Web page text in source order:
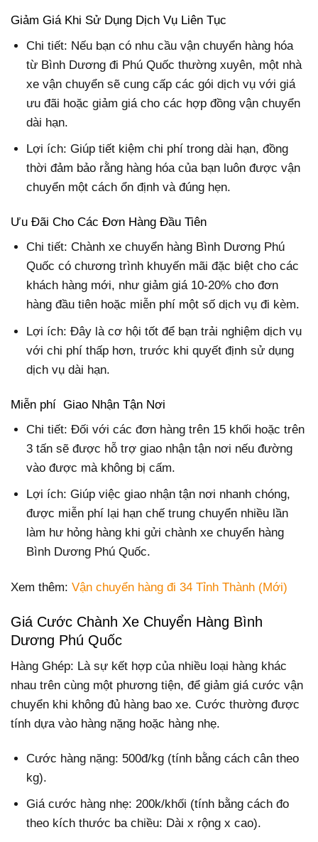
Giảm Giá Khi Sử Dụng Dịch Vụ Liên Tục
Chi tiết: Nếu bạn có nhu cầu vận chuyển hàng hóa
từ Bình Dương đi Phú Quốc thường xuyên, một nhà
xe vận chuyển sẽ cung cấp các gói dịch vụ với giá
ưu đãi hoặc giảm giá cho các hợp đồng vận chuyển
dài hạn.
Lợi ích: Giúp tiết kiệm chi phí trong dài hạn, đồng
thời đảm bảo rằng hàng hóa của bạn luôn được vận
chuyển một cách ổn định và đúng hẹn.
Ưu Đãi Cho Các Đơn Hàng Đầu Tiên
Chi tiết: Chành xe chuyển hàng Bình Dương Phú
Quốc có chương trình khuyến mãi đặc biệt cho các
khách hàng mới, như giảm giá 10-20% cho đơn
hàng đầu tiên hoặc miễn phí một số dịch vụ đi kèm.
Lợi ích: Đây là cơ hội tốt để bạn trải nghiệm dịch vụ
với chi phí thấp hơn, trước khi quyết định sử dụng
dịch vụ dài hạn.
Miễn phí Giao Nhận Tận Nơi
Chi tiết: Đối với các đơn hàng trên 15 khối hoặc trên
3 tấn sẽ được hỗ trợ giao nhận tận nơi nếu đường
vào được mà không bị cấm.
Lợi ích: Giúp việc giao nhận tận nơi nhanh chóng,
được miễn phí lại hạn chế trung chuyển nhiều lần
làm hư hỏng hàng khi gửi chành xe chuyển hàng
Bình Dương Phú Quốc.
Xem thêm: Vận chuyển hàng đi 34 Tỉnh Thành (Mới)
Giá Cước Chành Xe Chuyển Hàng Bình
Dương Phú Quốc
Hàng Ghép: Là sự kết hợp của nhiều loại hàng khác
nhau trên cùng một phương tiện, để giảm giá cước vận
chuyển khi không đủ hàng bao xe. Cước thường được
tính dựa vào hàng nặng hoặc hàng nhẹ.
Cước hàng nặng: 500đ/kg (tính bằng cách cân theo
kg).
Giá cước hàng nhẹ: 200k/khối (tính bằng cách đo
theo kích thước ba chiều: Dài x rộng x cao).